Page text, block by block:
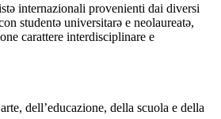
internazionali provenienti dai diversi
studentə universitarə e neolaureatə,
carattere interdisciplinare e
dell’educazione, della scuola e della